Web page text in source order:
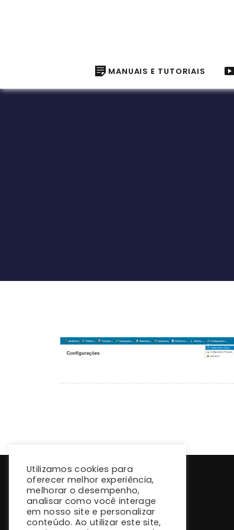
MANUAIS E TUTORIAIS
Utilizamos cookies para
oferecer melhor experiência,
melhorar o desempenho,
analisar como você interage
em nosso site e personalizar
conteúdo. Ao utilizar este site,